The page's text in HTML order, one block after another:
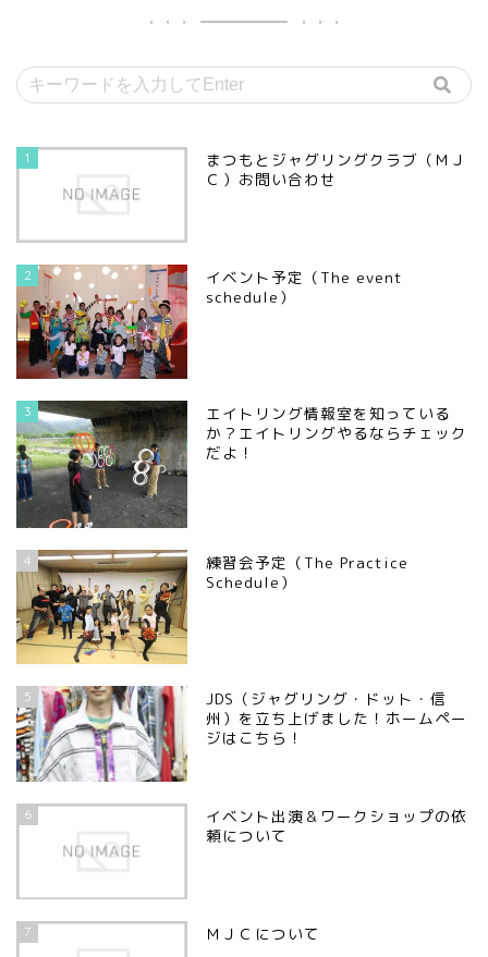
1
まつもとジャグリングクラブ（ＭＪ
Ｃ）お問い合わせ
2
イベント予定（The event
schedule）
3
エイトリング情報室を知っている
か？エイトリングやるならチェック
だよ！
4
練習会予定（The Practice
Schedule）
5
JDS（ジャグリング・ドット・信
州）を立ち上げました！ホームペー
ジはこちら！
6
イベント出演＆ワークショップの依
頼について
7 ＭＪＣについて